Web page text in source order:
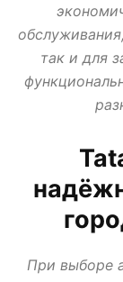
LANCIA LAND
MINI
PONTIAC
SSANGYONG
так и для
При выборе